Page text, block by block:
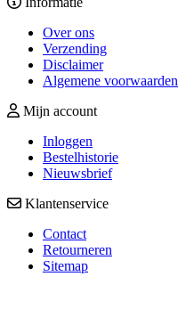
Over ons
Verzending
Disclaimer
Algemene voorwaarden
Mijn account
Inloggen
Bestelhistorie
Nieuwsbrief
Klantenservice
Contact
Retourneren
Sitemap